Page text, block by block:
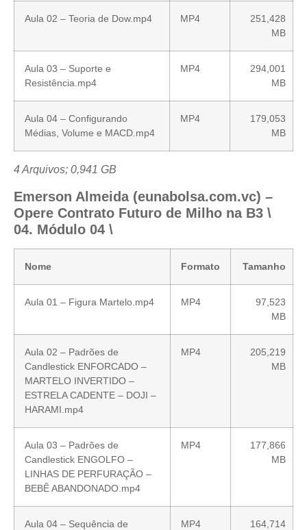
Aula 02 – Teoria de Dow.mp4 MP4
251,428
MB
Aula 03 – Suporte e
Resistência.mp4
MP4
294,001
MB
Aula 04 – Configurando
Médias, Volume e MACD.mp4
MP4
179,053
MB
4 Arquivos; 0,941 GB
Emerson Almeida (eunabolsa.com.vc) –
Opere Contrato Futuro de Milho na B3 \
04. Módulo 04 \
Nome Formato Tamanho
Aula 01 – Figura Martelo.mp4 MP4
97,523
MB
Aula 02 – Padrões de
Candlestick ENFORCADO –
MARTELO INVERTIDO –
ESTRELA CADENTE – DOJI –
HARAMI.mp4
MP4
205,219
MB
Aula 03 – Padrões de
Candlestick ENGOLFO –
LINHAS DE PERFURAÇÃO –
BEBÊ ABANDONADO.mp4
MP4
177,866
MB
Aula 04 – Sequência de
MP4
164,714